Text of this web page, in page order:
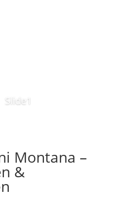
Slide1
Montana –
&